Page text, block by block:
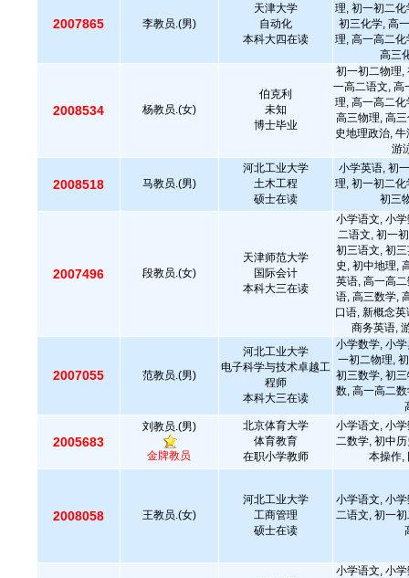
2007865 李教员.(男)
天津大学
自动化
本科大四在读
理, 初一初二
初三化学, 高
理, 高一高二
高三
2008534 杨教员.(女)
伯克利
未知
博士毕业
初一初二物理,
一高二语文, 高
理, 高一高二
高三物理, 高
史地理政治,
游
2008518 马教员.(男)
河北工业大学
土木工程
硕士在读
小学英语, 初
理, 初一初二
初三
2007496 段教员.(女)
天津师范大学
国际会计
本科大三在读
小学语文, 小
二语文, 初一
初三语文, 初
史, 初中地理,
英语, 高一高
语, 高三数学,
口语, 新概念
商务英语,
2007055 范教员.(男)
河北工业大学
电子科学与技术卓越工
程师
本科大三在读
小学数学, 小
一初二物理,
初三数学, 初
数, 高一高二
2005683
刘教员.(男)
金牌教员
北京体育大学
体育教育
在职小学教师
小学语文, 小
二数学, 初中
本操作,
2008058 王教员.(女)
河北工业大学
工商管理
硕士在读
小学语文, 小
二语文, 初一
小学语文, 小